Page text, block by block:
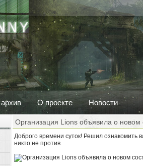
О проекте Новости
Организация Lions объявила о новом
Доброго времени суток! Решил ознакомить
никто не против.